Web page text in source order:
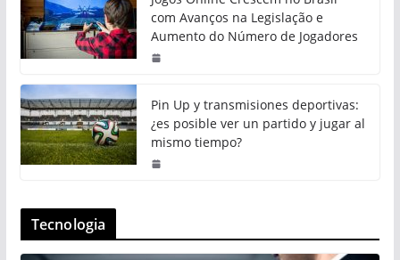
com Avanços na Legislação e
Aumento do Número de Jogadores
Pin Up y transmisiones deportivas:
¿es posible ver un partido y jugar al
mismo tiempo?
Tecnologia